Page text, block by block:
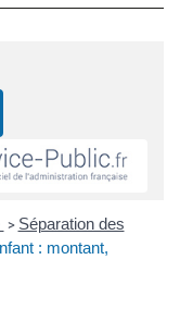
> Séparation des
: montant,